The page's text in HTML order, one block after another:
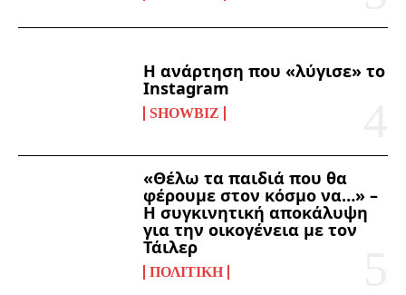
Η ανάρτηση που «λύγισε» το
Instagram
SHOWBIZ
«Θέλω τα παιδιά που θα
φέρουμε στον κόσμο να…» –
Η συγκινητική αποκάλυψη
για την οικογένεια με τον
Τάιλερ
ΠΟΛΙΤΙΚΉ